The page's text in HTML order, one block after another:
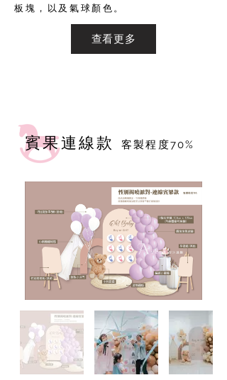
板塊，以及氣球顏色。
查看更多
​賓果連線款 客製程 度70%